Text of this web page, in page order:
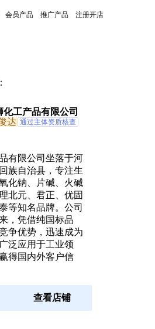
会员产品 推广产品 注册开店
化工产品有限公司
达 通过主体资质核查
有限公司坐落于河
族自治县，专注生
化钠、片碱、火碱
北元、君正、优固
等知名品牌。公司
，凭借纯国标品
争优势，迅速成为
泛应用于工业领
得国内外客户信
查看店铺